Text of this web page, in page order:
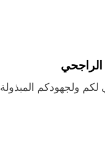
لكم ولجهودكم المبذولة